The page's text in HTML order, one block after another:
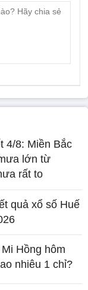
4/8: Miền Bắc
lớn từ
rất to
quả xổ số Huế
Hồng hôm
nhiêu 1 chỉ?